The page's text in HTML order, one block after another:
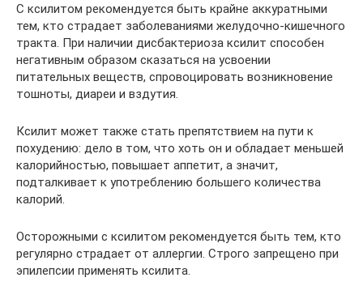
С ксилитом рекомендуется быть крайне аккуратными
тем, кто страдает заболеваниями желудочно-кишечного
тракта. При наличии дисбактериоза ксилит способен
негативным образом сказаться на усвоении
питательных веществ, спровоцировать возникновение
тошноты, диареи и вздутия.
Ксилит может также стать препятствием на пути к
похудению: дело в том, что хоть он и обладает меньшей
калорийностью, повышает аппетит, а значит,
подталкивает к употреблению большего количества
калорий.
Осторожными с ксилитом рекомендуется быть тем, кто
регулярно страдает от аллергии. Строго запрещено при
эпилепсии применять ксилита.